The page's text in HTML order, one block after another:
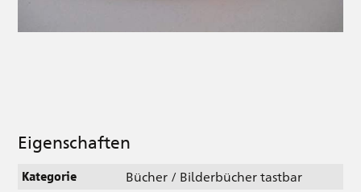
Eigenschaften
Kategorie Bücher / Bilderbücher tastbar